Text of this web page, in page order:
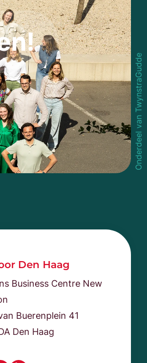
Den Haag
Business Centre New
Buerenplein 41
Den Haag
Onderdeel van TwynstraGudde